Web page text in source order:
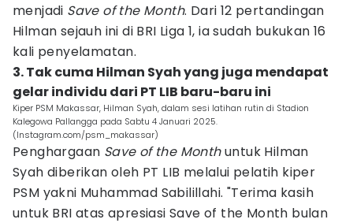
menjadi Save of the Month. Dari 12 pertandingan
Hilman sejauh ini di BRI Liga 1, ia sudah bukukan 16
kali penyelamatan.
3. Tak cuma Hilman Syah yang juga mendapat
gelar individu dari PT LIB baru-baru ini
Kiper PSM Makassar, Hilman Syah, dalam sesi latihan rutin di Stadion
Kalegowa Pallangga pada Sabtu 4 Januari 2025.
(Instagram.com/psm_makassar)
Penghargaan Save of the Monthuntuk Hilman
Syah diberikan oleh PT LIB melalui pelatih kiper
PSM yakni Muhammad Sabilillahi. "Terima kasih
untuk BRI atas apresiasi Save of the Month bulan